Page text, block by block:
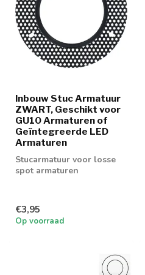
Inbouw Stuc Armatuur
ZWART, Geschikt voor
GU10 Armaturen of
Geïntegreerde LED
Armaturen
Stucarmatuur voor losse
spot armaturen
€3,95
Op voorraad